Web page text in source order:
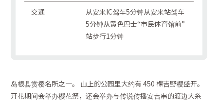
交通
从安来IC驾车5分钟从安来站驾车
5分钟从黄色巴士“市民体育馆前”
站步行1分钟
岛根县赏樱名所之一。 山上的公园里大约有 450 棵吉野樱盛开。
开花期间会举办樱花祭，还会举办与传说传播安吉串的渡边大糸